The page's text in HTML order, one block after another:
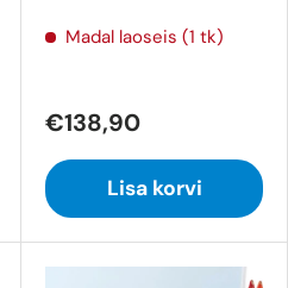
Madal laoseis (1 tk)
€138,90
Lisa korvi